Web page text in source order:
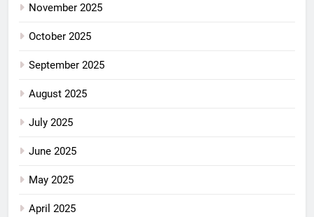
November 2025
October 2025
September 2025
August 2025
July 2025
June 2025
May 2025
April 2025